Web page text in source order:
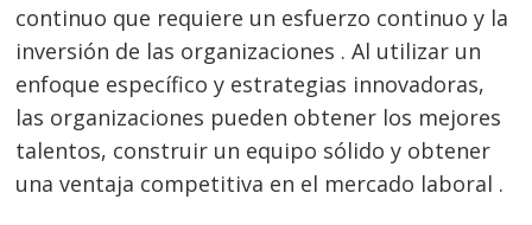
continuo que requiere un esfuerzo continuo y la
inversión de las organizaciones . Al utilizar un
enfoque específico y estrategias innovadoras,
las organizaciones pueden obtener los mejores
talentos, construir un equipo sólido y obtener
una ventaja competitiva en el mercado laboral .